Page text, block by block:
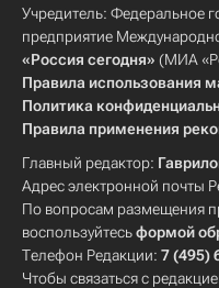
Учредитель: Федеральное
предприятие
«Россия сегодня» (МИА
Правила использования
Политика
Правила применения
Главный редактор:
Адрес электронной почты
По вопросам размещения
воспользуйтесьформой
Телефон Редакции: 7 (495)
Чтобы связаться с